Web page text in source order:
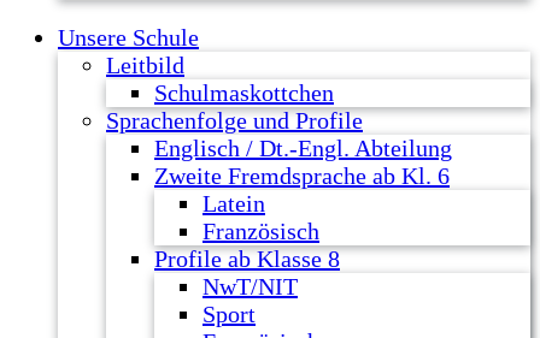
Unsere Schule
Leitbild
Schulmaskottchen
Sprachenfolge und Profile
Englisch / Dt.-Engl. Abteilung
Zweite Fremdsprache ab Kl. 6
Latein
Französisch
Profile ab Klasse 8
NwT/NIT
Sport